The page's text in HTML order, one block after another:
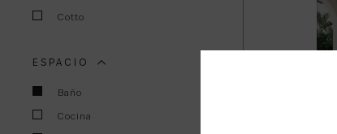
Cotto
ESPACIO
Baño
Cocina